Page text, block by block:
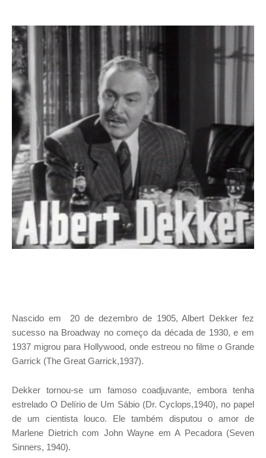
Nascido em 20 de dezembro de 1905, Albert Dekker fez
sucesso na Broadway no começo da década de 1930, e em
1937 migrou para Hollywood, onde estreou no filme o Grande
Garrick (The Great Garrick,1937).
Dekker tornou-se um famoso coadjuvante, embora tenha
estrelado O Delírio de Um Sábio (Dr. Cyclops,1940), no papel
de um cientista louco. Ele também disputou o amor de
Marlene Dietrich com John Wayne em A Pecadora (Seven
Sinners, 1940).